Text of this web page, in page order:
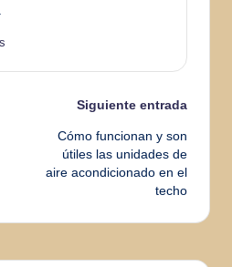
Siguiente entrada
Cómo funcionan y son
útiles las unidades de
aire acondicionado en el
techo